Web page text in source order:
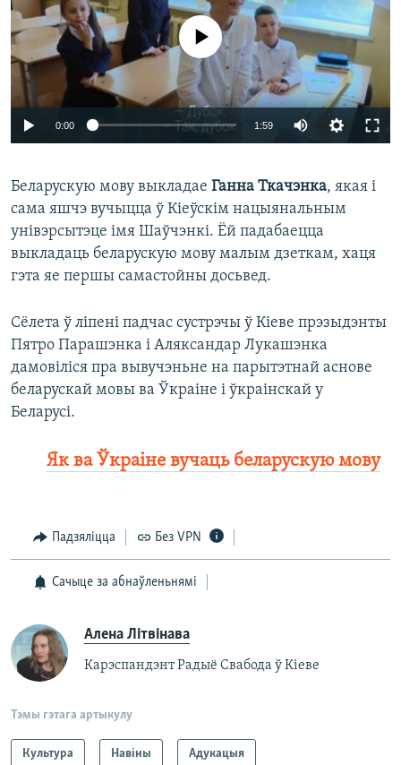
No media source currently available
0:00 1:59
Беларускую мову выкладае Ганна Ткачэнка, якая і
сама яшчэ вучыцца ў Кіеўскім нацыянальным
унівэрсытэце імя Шаўчэнкі. Ёй падабаецца
выкладаць беларускую мову малым дзеткам, хаця
гэта яе першы самастойны досьвед.
Сёлета ў ліпені падчас сустрэчы ў Кіеве прэзыдэнты
Пятро Парашэнка і Аляксандар Лукашэнка
дамовіліся пра вывучэньне на парытэтнай аснове
беларускай мовы ва Ўкраіне і ўкраінскай у
Беларусі.
Як ва Ўкраіне вучаць беларускую мову
Падзяліцца Без VPN
Сачыце за абнаўленьнямі
Алена Літвінава
Карэспандэнт Радыё Свабода ў Кіеве
Тэмы гэтага артыкулу
Культура Навіны Адукацыя